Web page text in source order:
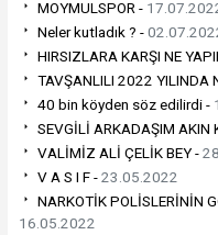
MOYMULSPOR -
Neler kutladık ? -
HIRSIZLARA KARŞI NE
TAVŞANLILI 2022 YILINDA
40 bin köyden söz edilirdi -
SEVGİLİ ARKADAŞIM AKIN
VALİMİZ ALİ ÇELİK BEY -
V A S I F -23.05.2022
NARKOTİK POLİSLERİNİN
16.05.2022